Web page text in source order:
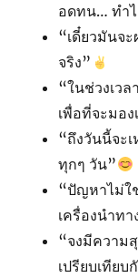
อดทน… ทำ
“เดี๋ยวมันจ
จริง”
“ในช่วงเว
เพื่อที่จะมอ
“ถึงวันนี้จะ
ทุกๆ วัน”
“ปัญหาไม่ใ
เครื่องนำทา
“จงมีความ
เปรียบเทีย